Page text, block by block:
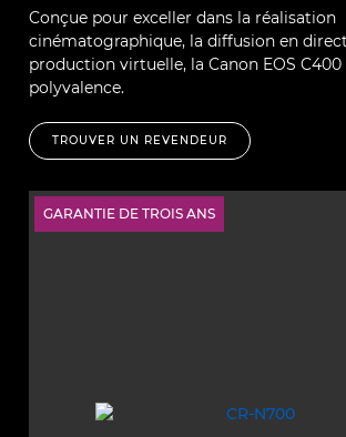
Conçue pour exceller dans la réalisation
cinématographique, la diffusion en
production virtuelle, la Canon EOS
polyvalence.
TROUVER UN REVENDEUR
GARANTIE DE TROIS ANS